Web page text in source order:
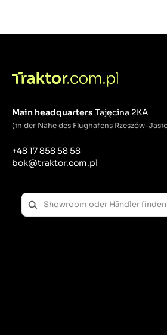
Main headquartersTajęcina 2KA
(in der Nähe des Flughafens Rzeszów-
+48 17 858 58 58
bok@traktor.com.pl